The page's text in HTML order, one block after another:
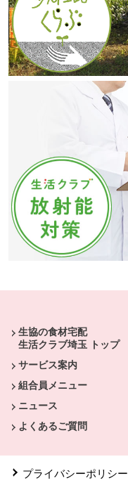
生協の食材宅配
生活クラブ埼玉 トップ
サービス案内
組合員メニュー
ニュース
よくあるご質問
プライバシーポリシー